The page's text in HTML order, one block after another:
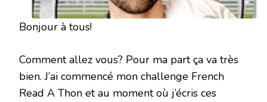
Bonjour à tous!
Comment allez vous? Pour ma part ça va très
bien. J’ai commencé mon challenge French
Read A Thon et au moment où j’écris ces